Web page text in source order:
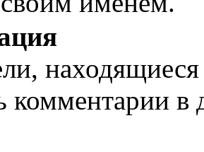
комментарии в